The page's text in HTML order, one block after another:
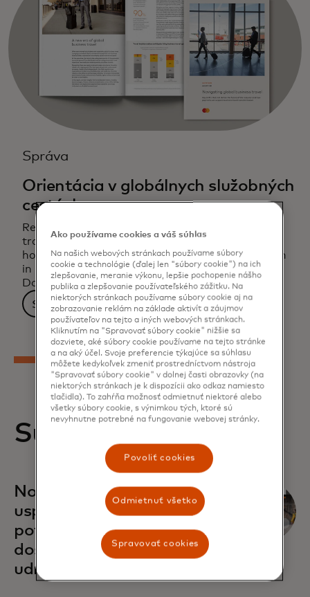
Správa
Orientácia v globálnych služobných
cestách
Read the Mastercard white paper on business
travel trends. This 2023 research study reveals
how payment solutions can drive transformation
in business travel across key global markets.
Download the white paper for valuable findings.
Stiahnuť
Súvisiace príbehy
Nové perspektívy na
uspokojenie meniacich sa
potrieb cestujúcich a
dosiahnutie cieľov
udržateľnosti
Ako používame cookies a váš súhlas
Na našich webových stránkach používame súbory
cookie a technológie (ďalej len "súbory cookie") na ich
zlepšovanie, meranie výkonu, lepšie pochopenie nášho
publika a zlepšovanie používateľského zážitku. Na
niektorých stránkach používame súbory cookie aj na
zobrazovanie reklám na základe aktivít a záujmov
používateľov na tejto a iných webových stránkach.
Kliknutím na "Spravovať súbory cookie" nižšie sa
dozviete, aké súbory cookie používame na tejto stránke
a na aký účel. Svoje preferencie týkajúce sa súhlasu
môžete kedykoľvek zmeniť prostredníctvom nástroja
"Spravovať súbory cookie" v dolnej časti obrazovky (na
niektorých stránkach je k dispozícii ako odkaz namiesto
tlačidla). To zahŕňa možnosť odmietnuť niektoré alebo
všetky súbory cookie, s výnimkou tých, ktoré sú
nevyhnutne potrebné na fungovanie webovej stránky.
Povoliť cookies
Odmietnuť všetko
Spravovať cookies